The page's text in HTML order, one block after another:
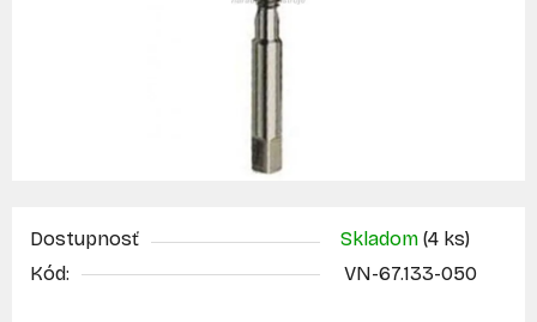
Dostupnosť Skladom (4 ks)
Kód:
VN-67.133-050